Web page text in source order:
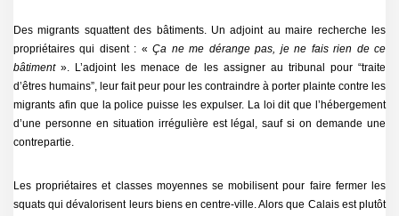
Des migrants squattent des bâtiments. Un adjoint au maire recherche les
propriétaires qui disent : «Ça ne me dérange pas, je ne fais rien de ce
bâtiment». L’adjoint les menace de les assigner au tribunal pour “traite
d’êtres humains”, leur fait peur pour les contraindre à porter plainte contre les
migrants afin que la police puisse les expulser. La loi dit que l’hébergement
d’une personne en situation irrégulière est légal, sauf si on demande une
contrepartie.
Les propriétaires et classes moyennes se mobilisent pour faire fermer les
squats qui dévalorisent leurs biens en centre-ville. Alors que Calais est plutôt